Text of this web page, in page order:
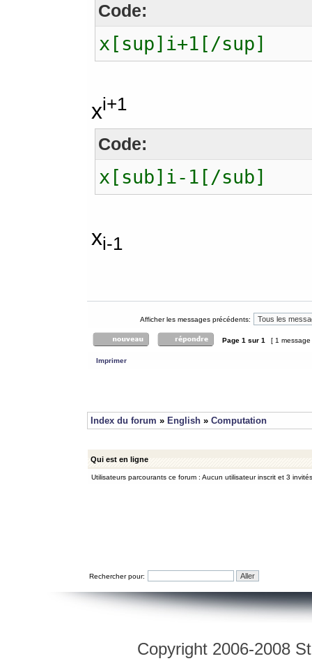
Code:
x[sup]i+1[/sup]
xi+1
Code:
x[sub]i-1[/sub]
xi-1
Afficher les messages précédents:
Page 1 sur 1 [ 1
Imprimer
Index du forum » English » Computation
Qui est en ligne
Utilisateurs parcourants ce forum : Aucun utilisateur inscrit et 3 invités
Rechercher pour:
Copyright 2006-2008